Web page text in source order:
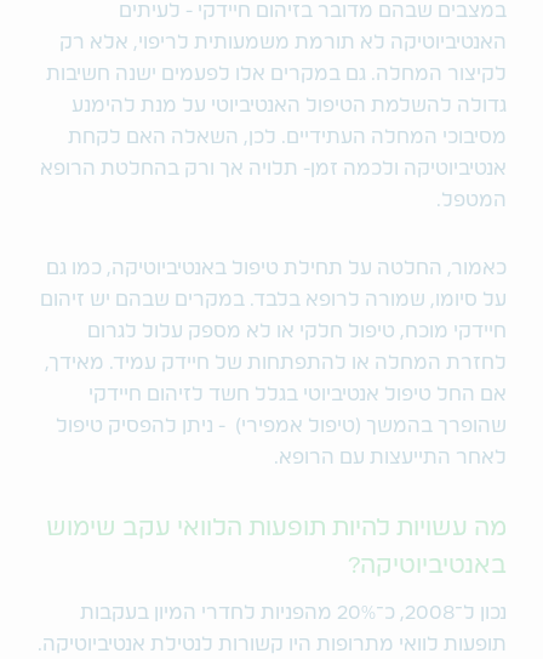
במצבים שבהם מדובר בזיהום חיידקי - לעיתים
האנטיביוטיקה לא תורמת משמעותית לריפוי, אלא רק
לקיצור המחלה. גם במקרים אלו לפעמים ישנה חשיבות
גדולה להשלמת הטיפול האנטיביוטי על מנת להימנע
מסיבוכי המחלה העתידיים. לכן, השאלה האם לקחת
אנטיביוטיקה ולכמה זמן- תלויה אך ורק בהחלטת הרופא
המטפל.
כאמור, החלטה על תחילת טיפול באנטיביוטיקה, כמו גם
על סיומו, שמורה לרופא בלבד. במקרים שבהם יש זיהום
חיידקי מוכח, טיפול חלקי או לא מספק עלול לגרום
לחזרת המחלה או להתפתחות של חיידק עמיד. מאידך,
אם החל טיפול אנטיביוטי בגלל חשד לזיהום חיידקי
שהופרך בהמשך (טיפול אמפירי) - ניתן להפסיק טיפול
לאחר התייעצות עם הרופא.
מה עשויות להיות תופעות הלוואי עקב שימוש
באנטיביוטיקה?
נכון ל־2008, כ־20% מהפניות לחדרי המיון בעקבות
תופעות לוואי מתרופות היו קשורות לנטילת אנטיביוטיקה.